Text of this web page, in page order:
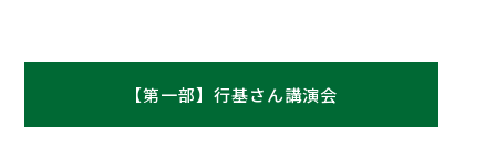
【第一部】行基さん講演会